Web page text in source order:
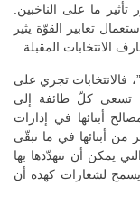
تأثير ما على الناخبين.
تعابير القوّة يثير
الانتخابات المقبلة.
فالانتخابات تجري على
تسعى كلّ طائفة إلى
أبنائها في إدارات
من أبنائها في ما تبقّى
يمكن أن تتهدّدها بها
يسمح لشعارات كهذه أن